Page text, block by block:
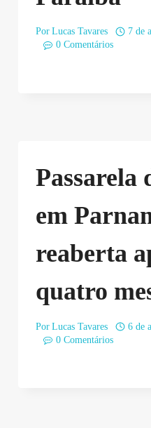
Por Lucas Tavares
7 de
0 Comentários
Passarela
em
reaberta
quatro
Por Lucas Tavares
6 de
0 Comentários